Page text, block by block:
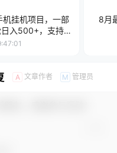
机挂机项目，一部
入500+，支持矩
8月
A 文章作者 M 管理员